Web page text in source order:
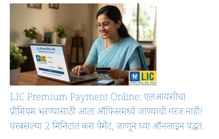
LIC Premium Payment Online: एलआयसीचा
प्रीमियम भरण्यासाठी आता ऑफिसमध्ये जाण्याची गरज नाही!
घरबसल्या 2 मिनिटांत करा पेमेंट, जाणून घ्या ऑनलाइन पद्धत.